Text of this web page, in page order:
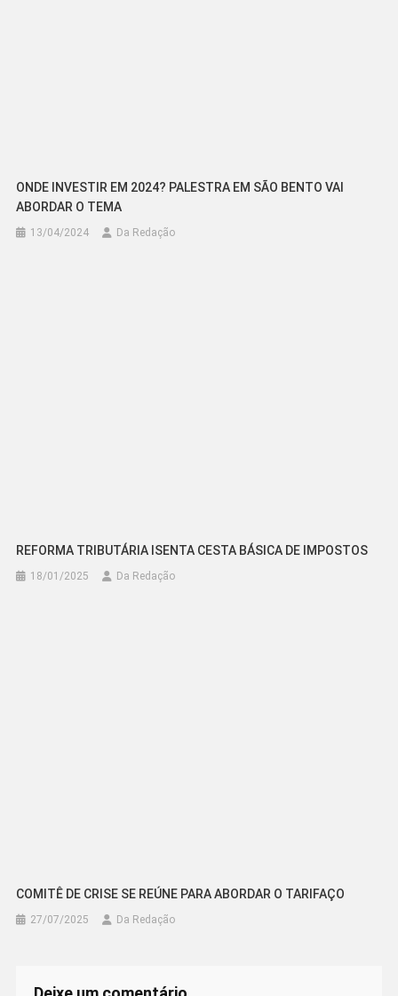
ONDE INVESTIR EM 2024? PALESTRA EM SÃO BENTO VAI
ABORDAR O TEMA
13/04/2024 Da Redação
REFORMA TRIBUTÁRIA ISENTA CESTA BÁSICA DE IMPOSTOS
18/01/2025 Da Redação
COMITÊ DE CRISE SE REÚNE PARA ABORDAR O TARIFAÇO
27/07/2025 Da Redação